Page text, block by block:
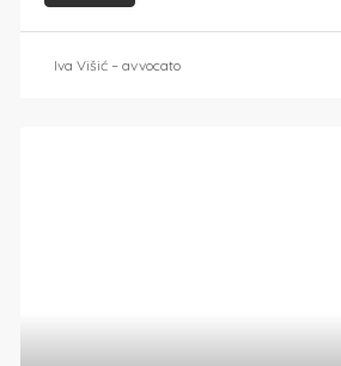
Iva Višić – avvocato